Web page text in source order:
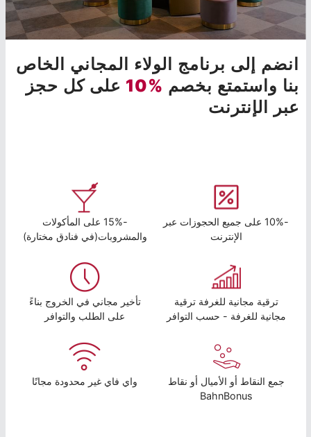
انضم إلى برنامج الولاء المجاني الخاص
بنا واستمتع بخصم %10
على كل حجز
عبر الإنترنت
-10% على جميع الحجوزات عبر
الإنترنت
-15% على المأكولات
والمشروبات(في فنادق مختارة)
ترقية مجانية للغرفة ترقية
مجانية للغرفة - حسب التوافر
تأخير مجاني في الخروج بناءً
على الطلب والتوافر
جمع النقاط أو الأميال أو نقاط
BahnBonus
واي فاي غير محدودة مجانًا